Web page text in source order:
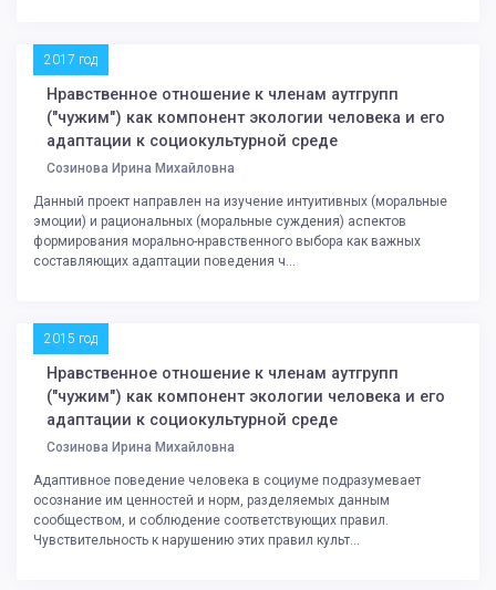
2017 год
Нравственное отношение к членам аутгрупп
("чужим") как компонент экологии человека и его
адаптации к социокультурной среде
Созинова Ирина Михайловна
Данный проект направлен на изучение интуитивных (моральные
эмоции) и рациональных (моральные суждения) аспектов
формирования морально-нравственного выбора как важных
составляющих адаптации поведения ч...
2015 год
Нравственное отношение к членам аутгрупп
("чужим") как компонент экологии человека и его
адаптации к социокультурной среде
Созинова Ирина Михайловна
Адаптивное поведение человека в социуме подразумевает
осознание им ценностей и норм, разделяемых данным
сообществом, и соблюдение соответствующих правил.
Чувствительность к нарушению этих правил культ...